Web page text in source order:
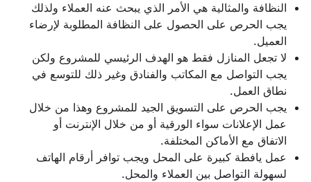
النظافة والمثالية هي الأمر الذي يبحث عنه العملاء ولذلك
يجب الحرص على الحصول على النظافة المطلوبة لإرضاء
العميل.
لا تجعل المنازل فقط هو الهدف الرئيسي للمشروع ولكن
يجب التواصل مع المكاتب والفنادق وغير ذلك للتوسع في
نطاق العمل.
يجب الحرص على التسويق الجيد للمشروع وهذا من خلال
عمل الإعلانات سواء الورقية أو من خلال الإنترنت أو
الاتفاق مع الأماكن المختلفة.
عمل يافطة كبيرة على المحل ويجب توافر أرقام الهاتف
لسهولة التواصل بين العملاء والمحل.